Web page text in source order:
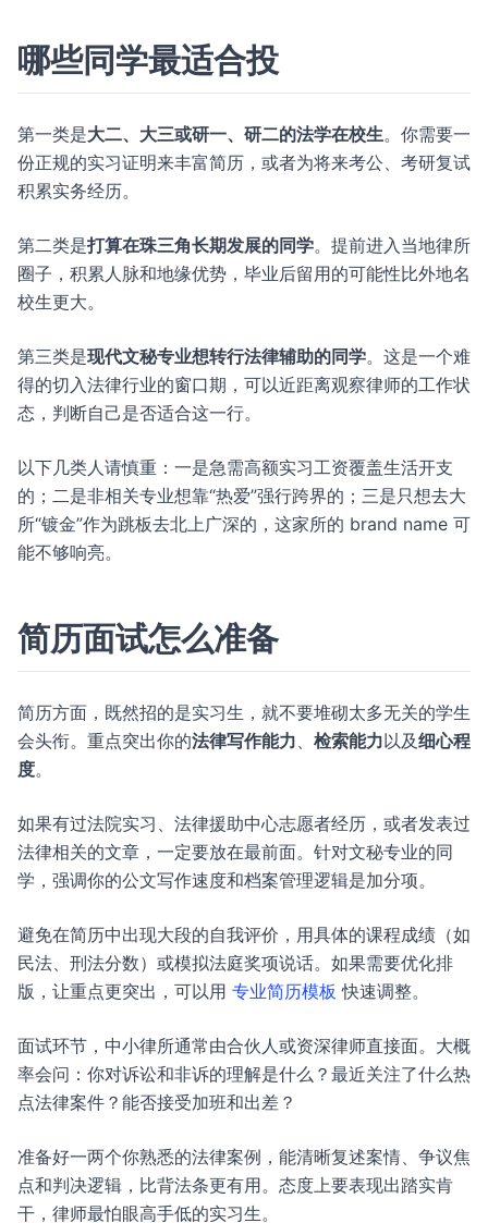
哪些同学最适合投
第一类是大二、大三或研一、研二的法学在校生。你需要一
份正规的实习证明来丰富简历，或者为将来考公、考研复试
积累实务经历。
第二类是打算在珠三角长期发展的同学。提前进入当地律所
圈子，积累人脉和地缘优势，毕业后留用的可能性比外地名
校生更大。
第三类是现代文秘专业想转行法律辅助的同学。这是一个难
得的切入法律行业的窗口期，可以近距离观察律师的工作状
态，判断自己是否适合这一行。
以下几类人请慎重：一是急需高额实习工资覆盖生活开支
的；二是非相关专业想靠“热爱”强行跨界的；三是只想去大
所“镀金”作为跳板去北上广深的，这家所的 brand name 可
能不够响亮。
简历面试怎么准备
简历方面，既然招的是实习生，就不要堆砌太多无关的学生
会头衔。重点突出你的法律写作能力、 检索能力以及细心程
度。
如果有过法院实习、法律援助中心志愿者经历，或者发表过
法律相关的文章，一定要放在最前面。针对文秘专业的同
学，强调你的公文写作速度和档案管理逻辑是加分项。
避免在简历中出现大段的自我评价，用具体的课程成绩（如
民法、刑法分数）或模拟法庭奖项说话。如果需要优化排
版，让重点更突出，可以用 专业简历模板 快速调整。
面试环节，中小律所通常由合伙人或资深律师直接面。大概
率会问：你对诉讼和非诉的理解是什么？最近关注了什么热
点法律案件？能否接受加班和出差？
准备好一两个你熟悉的法律案例，能清晰复述案情、争议焦
点和判决逻辑，比背法条更有用。态度上要表现出踏实肯
干，律师最怕眼高手低的实习生。